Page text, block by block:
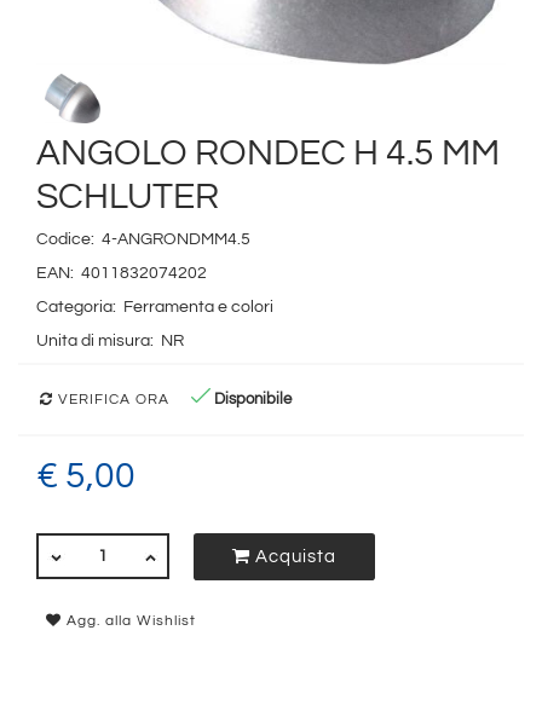
ANGOLO RONDEC H 4.5 MM
SCHLUTER
Codice: 4-ANGRONDMM4.5
EAN: 4011832074202
Categoria:
Ferramenta e colori
Unita di misura:
NR
VERIFICA ORA Disponibile
€ 5,00
Acquista
Agg. alla Wishlist